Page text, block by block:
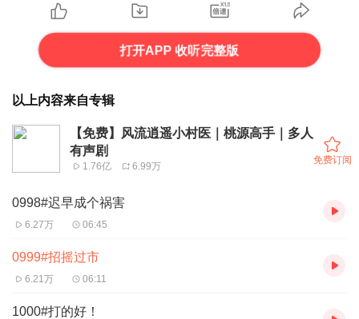
打开APP 收听完整版
以上内容来自专辑
【免费】风流逍遥小村医｜桃源高手｜多人
有声剧
1.76亿 6.99万
免费订阅
0998#迟早成个祸害
6.27万 06:45
0999#招摇过市
6.21万 06:11
1000#打的好！